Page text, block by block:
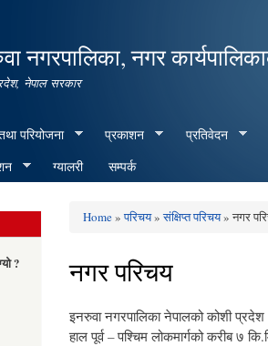
नगरपालिका, नगर
नेपाल सरकार
परियोजना प्रकाशन प्रतिवेदन
ग्यालरी सम्पर्क
?
Home»परिचय»संक्षिप्त परिचय» नगर
नगर परिचय
इनरुवा नगरपालिका नेपालको कोशी
हाल पूर्व – पश्चिम लोकमार्गको करीब ७